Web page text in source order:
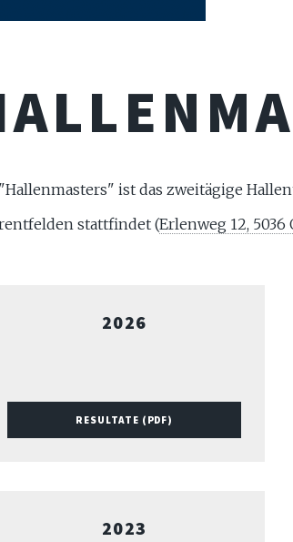
ist das zweitägige
stattfindet (Erlenweg 12,
2026
RESULTATE (PDF)
2023